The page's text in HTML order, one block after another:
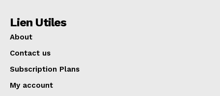
Lien Utiles
About
Contact us
Subscription Plans
My account